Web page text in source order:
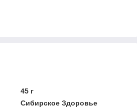
45 г
Сибирское Здоровье